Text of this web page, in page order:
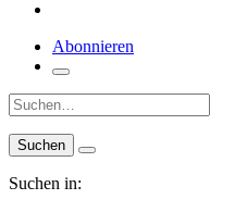
Abonnieren
Suche:
Suchen in: